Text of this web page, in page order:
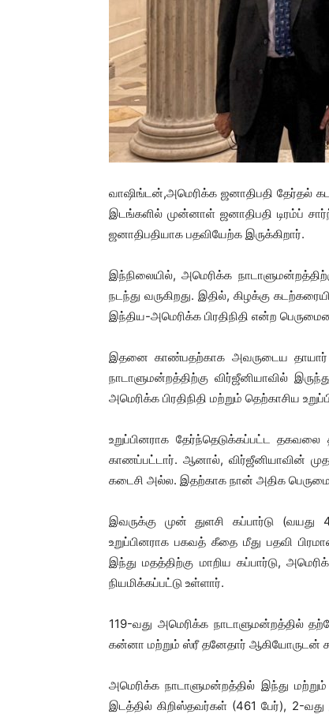
வாஷிங்டன்,அமெரிக்க ஜனாதிபதி தேர்தல்
இடங்களில் முன்னாள் ஜனாதிபதி டிரம்ப்
ஜனாதிபதியாக பதவியேற்க இருக்கிறார்.
இந்நிலையில், அமெரிக்க
நடந்து வருகிறது. இதில், கிழக்கு
இந்திய-அமெரிக்க பிரதிநிதி என்ற
இதனை காண்பதற்காக அவருடைய தாயார்
நாடாளுமன்றத்திற்கு விர்ஜீனியாவில்
அமெரிக்க பிரதிநிதி மற்றும் தெற்காசிய
உறுப்பினராக தேர்ந்தெடுக்கப்பட்ட தகவலை
காணப்பட்டார். ஆனால், விர்ஜீனியாவின்
கடைசி அல்ல. இதற்காக நான் அதிக
இவருக்கு முன் துளசி கப்பார்டு (வயது
உறுப்பினராக பகவத் கீதை மீது பதவி
இந்து மதத்திற்கு மாறிய கப்பார்டு,
நியமிக்கப்பட்டு உள்ளார்.
119-வது அமெரிக்க நாடாளுமன்றத்தில்
கன்னா மற்றும் ஸ்ரீ தனேதார் ஆகியோருடன்
அமெரிக்க நாடாளுமன்றத்தில் இந்து
இடத்தில் கிறிஸ்தவர்கள் (461 பேர்), 2-